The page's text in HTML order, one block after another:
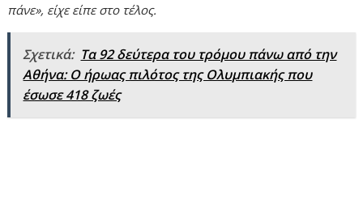
πάνε», είχε είπε στο τέλος.
Σχετικά: Τα 92 δεύτερα του τρόμου πάνω από την
Αθήνα: Ο ήρωας πιλότος της Ολυμπιακής που
έσωσε 418 ζωές